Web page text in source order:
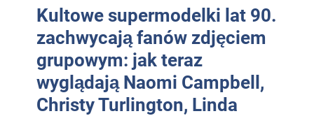
Kultowe supermodelki lat 90.
zachwycają fanów zdjęciem
grupowym: jak teraz
wyglądają Naomi Campbell,
Christy Turlington, Linda